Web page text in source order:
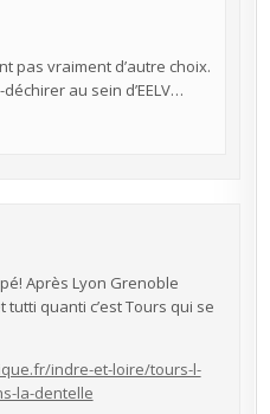
pas vraiment d’autre choix.
au sein d’EELV…
Après Lyon Grenoble
quanti c’est Tours qui se
indre-et-loire/tours-l-
la-dentelle